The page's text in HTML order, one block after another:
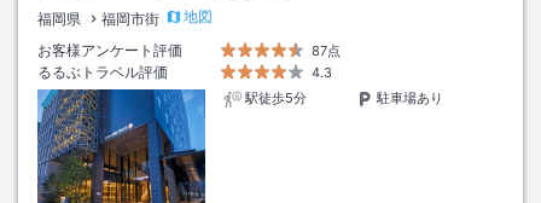
福岡県 福岡市街
地図
お客様アンケート評価
87点
るるぶトラベル評価
4.3
駅徒歩5分
駐車場あり